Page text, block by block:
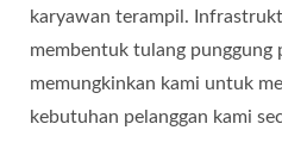
karyawan terampil.
membentuk tulang punggung
memungkinkan kami untuk
kebutuhan pelanggan kami